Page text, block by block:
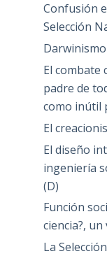
Confusión
Selección
El combate
padre de
como inútil
El
El diseño
ingeniería
(D)
Función
ciencia?,
La